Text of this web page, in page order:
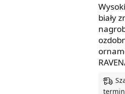
biały